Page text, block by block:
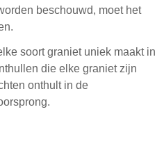
maakt het geschikt
samenstelling en
voor het selecteren
beschouwd, moet het
soort graniet uniek maakt in
die elke graniet zijn
onthult in de